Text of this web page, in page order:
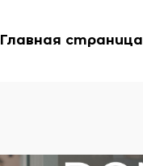
Главная страница